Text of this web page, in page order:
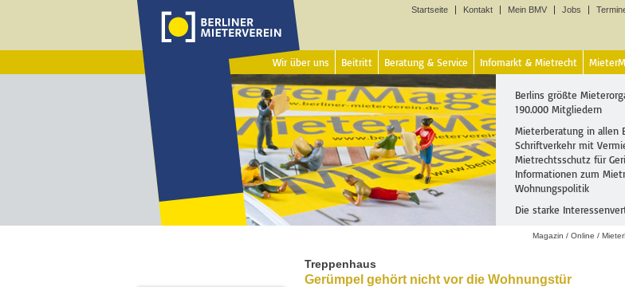
Startseite Kontakt Mein BMV Jobs
Wir über uns Beitritt Beratung & Service Infomarkt & Mietrecht
Berlins größte
190.000 Mitgliedern
Mieterberatung in allen
Schriftverkehr mit
Mietrechtsschutz für
Informationen zum
Wohnungspolitik
Die starke
Magazin / Online /
Treppenhaus
Gerümpel gehört nicht vor die Wohnungstür